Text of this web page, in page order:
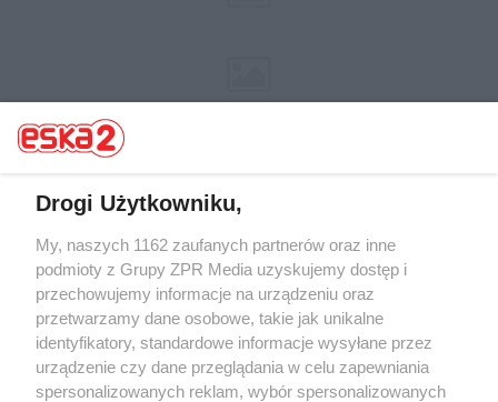
Żaden utwór zamieszczony w serwisie nie może być powielany i
rozpowszechniany lub dalej rozpowszechniany w jakikolwiek sposób (w
tym także elektroniczny lub mechaniczny) na jakimkolwiek polu
eksploatacji w jakiejkolwiek formie, włącznie z umieszczaniem w
Internecie bez pisemnej zgody właściciela praw. Jakiekolwiek użycie lub
wykorzystanie utworów w całości lub w części z naruszeniem prawa,
tzn. bez właściwej zgody, jest zabronione pod groźbą kary i może być
ścigane prawnie.
Drogi Użytkowniku,
My, naszych 1162 zaufanych partnerów oraz inne
podmioty z Grupy ZPR Media uzyskujemy dostęp i
przechowujemy informacje na urządzeniu oraz
przetwarzamy dane osobowe, takie jak unikalne
identyfikatory, standardowe informacje wysyłane przez
urządzenie czy dane przeglądania w celu zapewniania
spersonalizowanych reklam, wybór spersonalizowanych